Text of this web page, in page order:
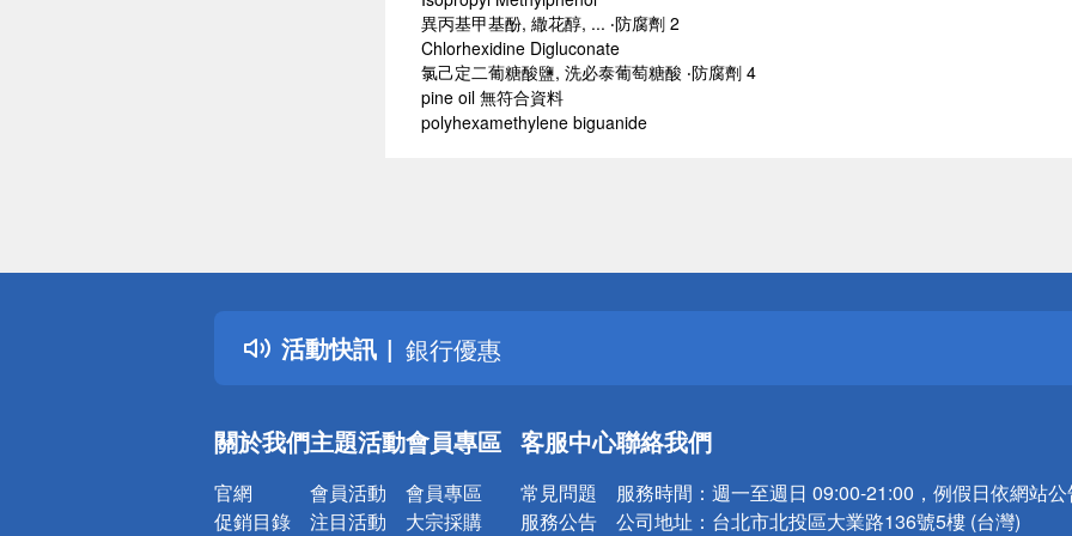
異丙基甲基酚, 繖花醇, ... ‧防腐劑 2
Chlorhexidine Digluconate
氯己定二葡糖酸鹽, 洗必泰葡萄糖酸 ‧防腐劑 4
pine oil 無符合資料
polyhexamethylene biguanide
活動快訊
得獎公告
熱門話題
銀行優惠
偏遠地區配送
關於我們
官網
促銷目錄
主題活動
會員活動
注目活動
會員專區
會員專區
大宗採購
客服中心
常見問題
服務公告
聯絡我們
服務時間： 週一至週日 09:00-21:00，例假日依網站
公司地址： 台北市北投區大業路136號5樓 (台灣)